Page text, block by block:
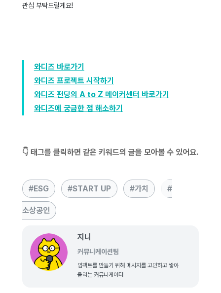
관심 부탁드릴게요!
와디즈 바로가기
와디즈 프로젝트 시작하기
와디즈 펀딩의 A to Z 메이커센터 바로가기
와디즈에 궁금한 점 해소하기
👇 태그를 클릭하면 같은 키워드의 글을 모아볼 수 있어요.
ESG START UP 가치
소상공인
지니
커뮤니케이션팀
임팩트를 만들기 위해 메시지를 고민하고 쌓아
올리는 커뮤니케이터